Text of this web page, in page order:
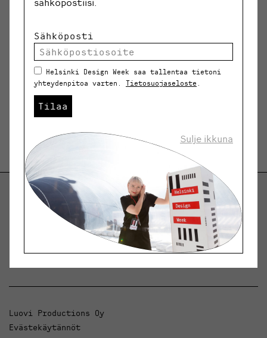
Helsinki Design Weekly.
Keskustelua, uutisia ja ilmiöitä muotoilusta ja
arkkitehtuurista.
Luovi Productions Oy
Evästekäytännöt
Sähköposti
Helsinki Design Week saa tallentaa tietoni
yhteydenpitoa varten. Tietosuojaseloste
Tilaa
Sulje ikkuna